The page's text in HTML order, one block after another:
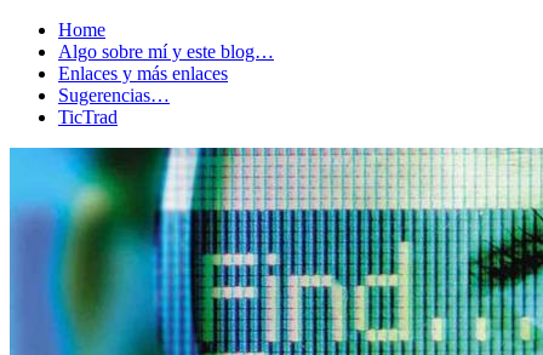
Home
Algo sobre mí y este blog…
Enlaces y más enlaces
Sugerencias…
TicTrad